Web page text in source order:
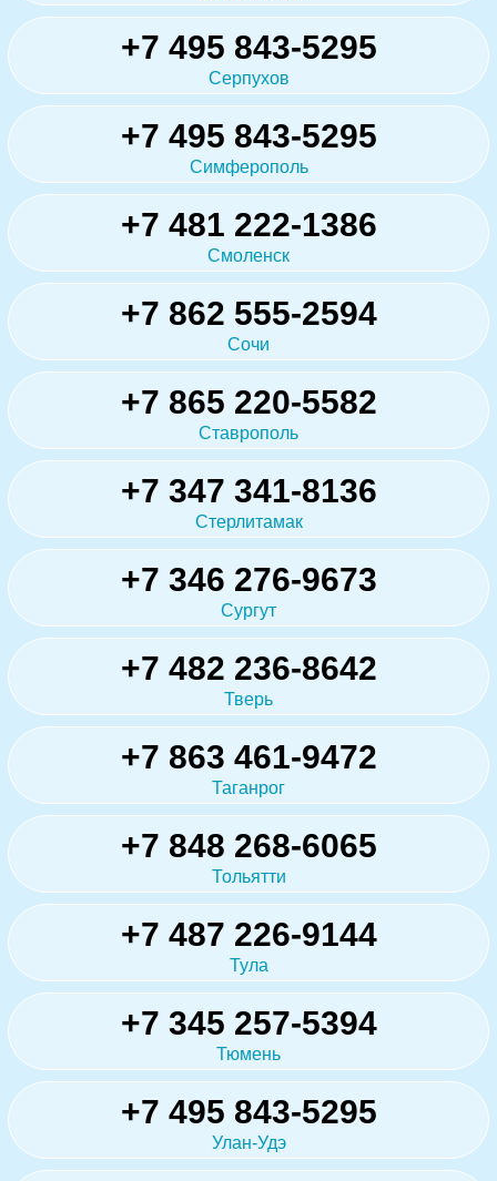
+7 495 843-5295
Серпухов
+7 495 843-5295
Симферополь
+7 481 222-1386
Смоленск
+7 862 555-2594
Сочи
+7 865 220-5582
Ставрополь
+7 347 341-8136
Стерлитамак
+7 346 276-9673
Сургут
+7 482 236-8642
Тверь
+7 863 461-9472
Таганрог
+7 848 268-6065
Тольятти
+7 487 226-9144
Тула
+7 345 257-5394
Тюмень
+7 495 843-5295
Улан-Удэ